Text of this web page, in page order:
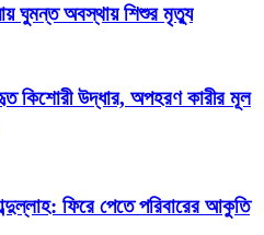
ঘুমন্ত অবস্থায় শিশুর মৃত্যু
কিশোরী উদ্ধার, অপহরণ কারীর মূল
ফিরে পেতে পরিবারের আকুতি